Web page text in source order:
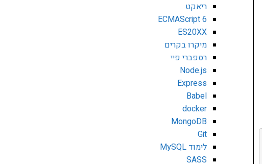
ריאקט
ECMAScript 6
ES20XX
מיקרו בקרים
רספברי פיי
Node.js
Express
Babel
docker
MongoDB
Git
לימוד MySQL
SASS